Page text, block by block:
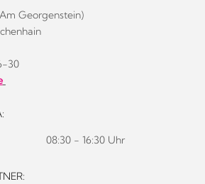
Georgenstein)
30
08:30 - 16:30 Uhr